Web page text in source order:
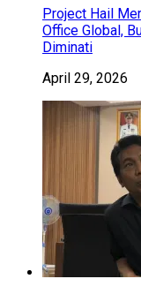
Project Hail
Office Global,
Diminati
April 29, 2026